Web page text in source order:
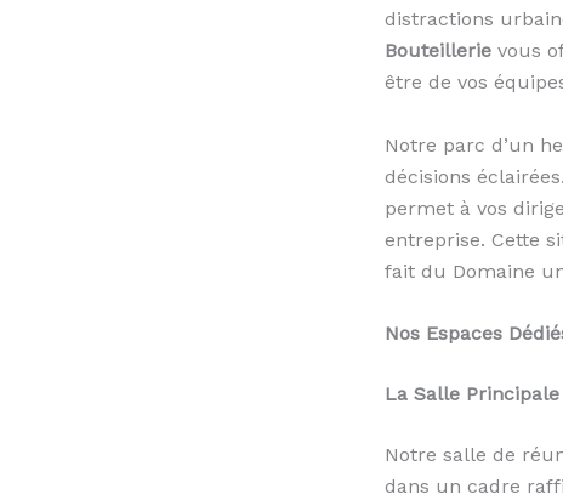
distractions
Bouteillerie vous
être de vos
Notre parc d’un
décisions
permet à vos
entreprise. Cette
fait du Domaine
Nos Espaces
La Salle
Notre salle de
dans un cadre